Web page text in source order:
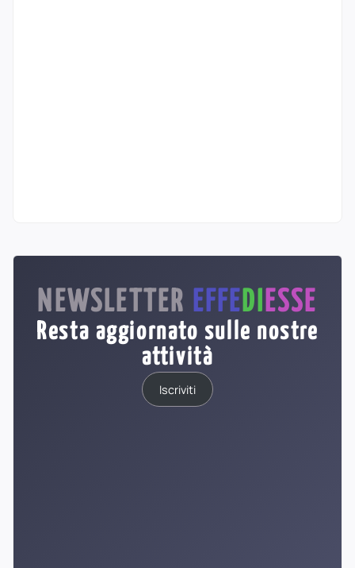
NEWSLETTER EFFE DI ESSE
Resta aggiornato sulle nostre
attività
Iscriviti